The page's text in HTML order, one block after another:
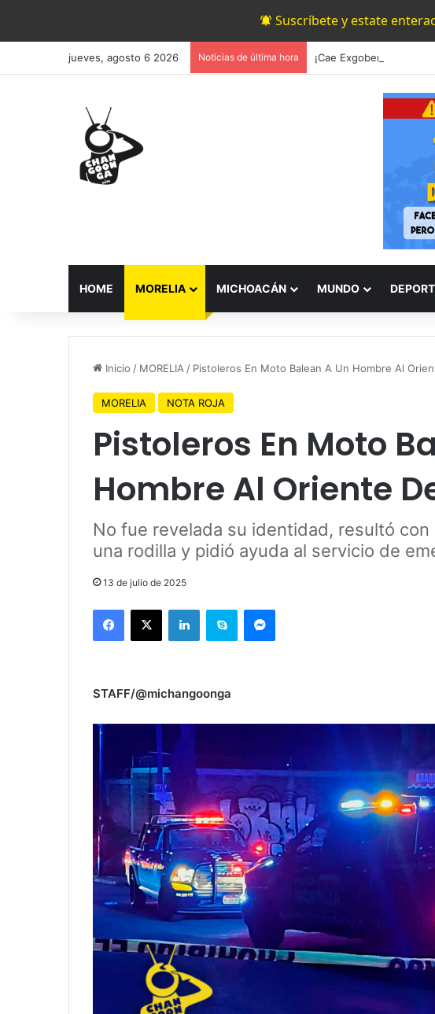
Suscríbete y estate
jueves, agosto 6 2026 Noticias de última hora ¡Cae Exgobernador De
HOME MORELIA MICHOACÁN MUNDO
Inicio / MORELIA / Pistoleros En Moto Balean A Un Hombre Al
MORELIA NOTA ROJA
Pistoleros En Moto
Hombre Al Oriente
No fue revelada su identidad, resultó
una rodilla y pidió ayuda al servicio de
13 de julio de 2025
Facebook
X LinkedInSkype Messenger
STAFF/@michangoonga